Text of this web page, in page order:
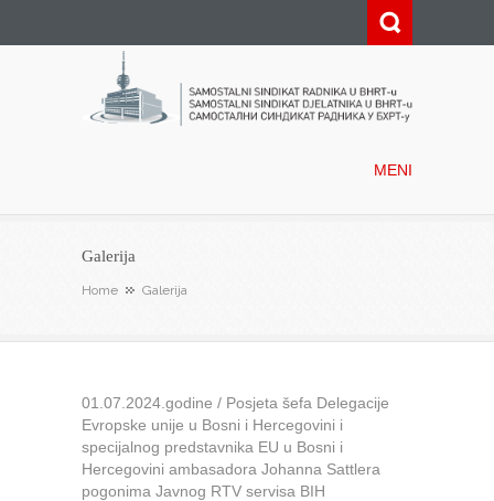
MENI
Galerija
Home Galerija
01.07.2024.godine / Posjeta šefa Delegacije
Evropske unije u Bosni i Hercegovini i
specijalnog predstavnika EU u Bosni i
Hercegovini ambasadora Johanna Sattlera
pogonima Javnog RTV servisa BIH